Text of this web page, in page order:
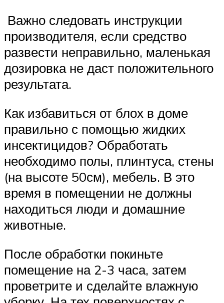
Важно следовать инструкции
производителя, если средство
развести неправильно, маленькая
дозировка не даст положительного
результата.
Как избавиться от блох в доме
правильно с помощью жидких
инсектицидов? Обработать
необходимо полы, плинтуса, стены
(на высоте 50см), мебель. В это
время в помещении не должны
находиться люди и домашние
животные.
После обработки покиньте
помещение на 2-3 часа, затем
проветрите и сделайте влажную